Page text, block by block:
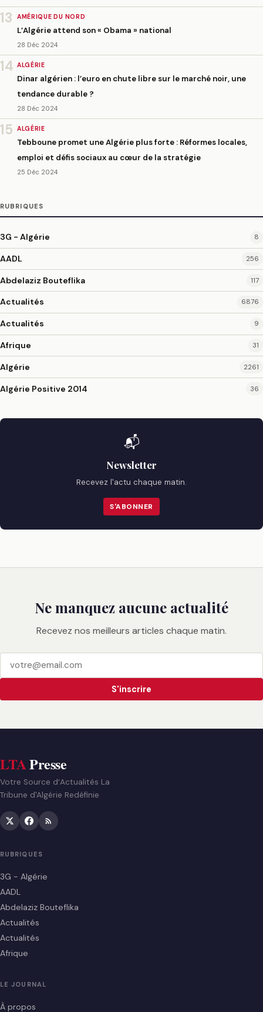
13 AMÉRIQUE DU NORD
L’Algérie attend son « Obama » national
28 Déc 2024
14 ALGÉRIE
Dinar algérien : l’euro en chute libre sur le marché noir, une
tendance durable ?
28 Déc 2024
15 ALGÉRIE
Tebboune promet une Algérie plus forte : Réformes locales,
emploi et défis sociaux au cœur de la stratégie
25 Déc 2024
RUBRIQUES
3G - Algérie 8
AADL 256
Abdelaziz Bouteflika 117
Actualités 6876
Actualités 9
Afrique 31
Algérie 2261
Algérie Positive 2014 36
📬
Newsletter
Recevez l'actu chaque matin.
S'ABONNER
Ne manquez aucune actualité
Recevez nos meilleurs articles chaque matin.
S'inscrire
LTAPresse
Votre Source d’Actualités La
Tribune d'Algérie Redéfinie
RUBRIQUES
3G - Algérie
AADL
Abdelaziz Bouteflika
Actualités
Actualités
Afrique
LE JOURNAL
À propos